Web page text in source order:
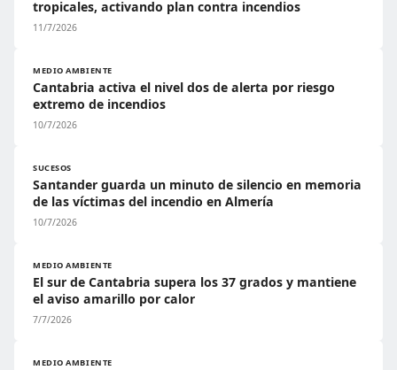
tropicales, activando plan contra incendios
11/7/2026
MEDIO AMBIENTE
Cantabria activa el nivel dos de alerta por riesgo
extremo de incendios
10/7/2026
SUCESOS
Santander guarda un minuto de silencio en memoria
de las víctimas del incendio en Almería
10/7/2026
MEDIO AMBIENTE
El sur de Cantabria supera los 37 grados y mantiene
el aviso amarillo por calor
7/7/2026
MEDIO AMBIENTE